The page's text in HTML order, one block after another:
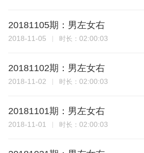
20181105期：男左女右
2018-11-05 时长： 02:00:03
20181102期：男左女右
2018-11-02 时长： 02:00:03
20181101期：男左女右
2018-11-01 时长： 02:00:03